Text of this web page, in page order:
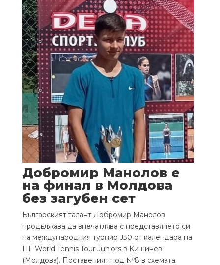
Добромир Манолов е
на финал в Молдова
без загубен сет
Българският талант Добромир Манолов
продължава да впечатлява с представянето си
на международния турнир J30 от календара на
ITF World Tennis Tour Juniors в Кишинев
(Молдова). Поставеният под №8 в схемата